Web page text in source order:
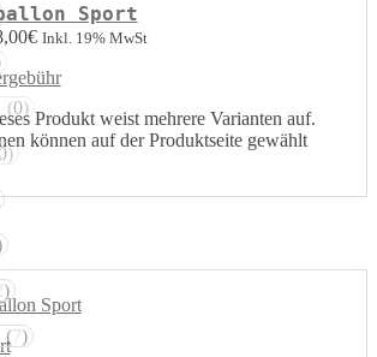
Sport
€ Inkl. 19% MwSt
Produkt weist mehrere Varianten auf.
können auf der Produktseite gewählt
(0)
)
)
(7)